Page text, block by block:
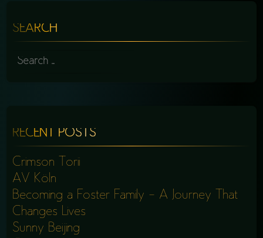
SEARCH
SEARCH
RECENT POSTS
Crimson Torii
AV Köln
Becoming a Foster Family – A Journey That
Changes Lives
Sunny Beijing